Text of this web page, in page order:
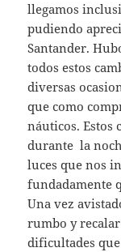
llegamos
pudiendo
Santander.
todos estos
diversas
que como
náuticos. Estos
durante la
luces que nos
fundadamente
Una vez
rumbo y
dificultades